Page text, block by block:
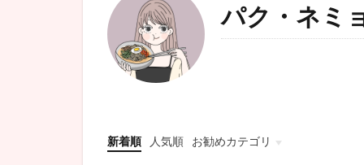
パク・ネミ
新着順 人気順
お勧めカテゴリ